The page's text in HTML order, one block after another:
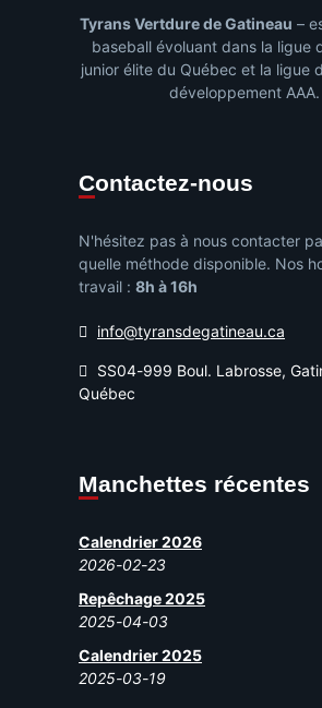
Tyrans Vertdure de Gatineau –
baseball évoluant dans la ligue
junior élite du Québec et la ligue
développement AAA.
Contactez-nous
N'hésitez pas à nous contacter
quelle méthode disponible. Nos
travail : 8h à 16h
info@tyransdegatineau.ca
SS04-999 Boul. Labrosse,
Québec
Manchettes récentes
Calendrier 2026
2026-02-23
Repêchage 2025
2025-04-03
Calendrier 2025
2025-03-19